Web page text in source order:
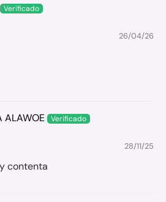
26/04/26
ALAWOE
28/11/25
contenta